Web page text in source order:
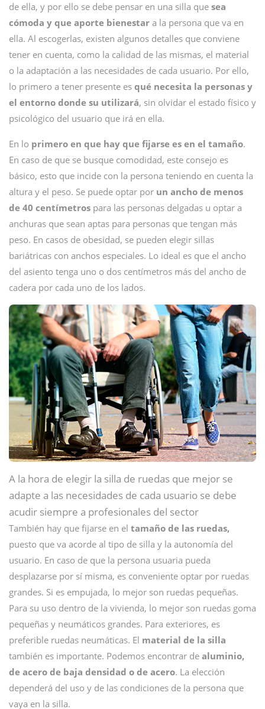
de ella, y por ello se debe pensar en una silla que sea
cómoda y que aporte bienestar a la persona que va en
ella. Al escogerlas, existen algunos detalles que conviene
tener en cuenta, como la calidad de las mismas, el material
o la adaptación a las necesidades de cada usuario. Por ello,
lo primero a tener presente es qué necesita la personas y
el entorno donde su utilizará, sin olvidar el estado físico y
psicológico del usuario que irá en ella.
En lo primero en que hay que fijarse es en el tamaño.
En caso de que se busque comodidad, este consejo es
básico, esto que incide con la persona teniendo en cuenta la
altura y el peso. Se puede optar por un ancho de menos
de 40 centímetros para las personas delgadas u optar a
anchuras que sean aptas para personas que tengan más
peso. En casos de obesidad, se pueden elegir sillas
bariátricas con anchos especiales. Lo ideal es que el ancho
del asiento tenga uno o dos centímetros más del ancho de
cadera por cada uno de los lados.
A la hora de elegir la silla de ruedas que mejor se
adapte a las necesidades de cada usuario se debe
acudir siempre a profesionales del sector
También hay que fijarse en el tamaño de las ruedas,
puesto que va acorde al tipo de silla y la autonomía del
usuario. En caso de que la persona usuaria pueda
desplazarse por sí misma, es conveniente optar por ruedas
grandes. Si es empujada, lo mejor son ruedas pequeñas.
Para su uso dentro de la vivienda, lo mejor son ruedas goma
pequeñas y neumáticos grandes. Para exteriores, es
preferible ruedas neumáticas. El material de la silla
también es importante. Podemos encontrar de aluminio,
de acero de baja densidad o de acero. La elección
dependerá del uso y de las condiciones de la persona que
vaya en la silla.